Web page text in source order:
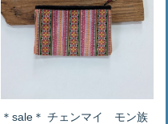
＊sale＊ チェンマイ モン族